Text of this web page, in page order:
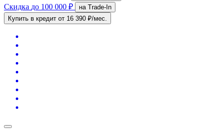
Скидка до 100 000 ₽
на Trade-In
Купить в кредит от 16 390 ₽/мес.